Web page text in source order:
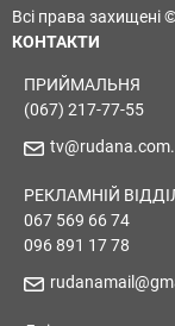
Всі права захищені
КОНТАКТИ
ПРИЙМАЛЬНЯ
(067) 217-77-55
РЕКЛАМНІЙ
067 569 66 74
096 891 17 78